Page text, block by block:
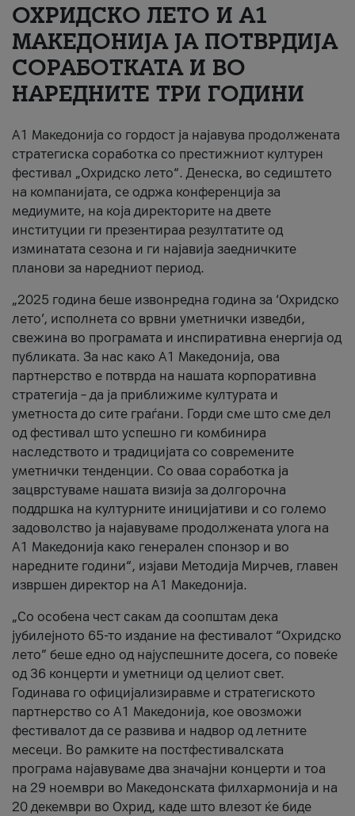
#ПодобарОнлајн
ОХРИДСКО ЛЕТО И A1
МАКЕДОНИЈА ЈА ПОТВРДИЈА
СОРАБОТКАТА И ВО
НАРЕДНИТЕ ТРИ ГОДИНИ
A1 Македонија со гордост ја најавува продолжената
стратегиска соработка со престижниот културен
фестивал „Охридско лето“. Денеска, во седиштето
на компанијата, се одржа конференција за
медиумите, на која директорите на двете
институции ги презентираа резултатите од
изминатата сезона и ги најавија заедничките
планови за наредниот период.
„2025 година беше извонредна година за ‘Охридско
лето’, исполнета со врвни уметнички изведби,
свежина во програмата и инспиративна енергија од
публиката. За нас како A1 Македонија, ова
партнерство е потврда на нашата корпоративна
стратегија – да ја приближиме културата и
уметноста до сите граѓани. Горди сме што сме дел
од фестивал што успешно ги комбинира
наследството и традицијата со современите
уметнички тенденции. Со оваа соработка ја
зацврстуваме нашата визија за долгорочна
поддршка на културните иницијативи и со големо
задоволство ја најавуваме продолжената улога на
A1 Македонија како генерален спонзор и во
наредните години“, изјави Методија Мирчев, главен
извршен директор на A1 Македонија.
„Со особена чест сакам да соопштам дека
јубилејното 65-то издание на фестивалот “Охридско
лето” беше едно од најуспешните досега, со повеќе
од 36 концерти и уметници од целиот свет.
Годинава го официјализиравме и стратегиското
партнерство со А1 Македонија, кое овозможи
фестивалот да се развива и надвор од летните
месеци. Во рамките на постфестивалската
програма најавуваме два значајни концерти и тоа
на 29 ноември во Македонската филхармонија и на
20 декември во Охрид, каде што влезот ќе биде